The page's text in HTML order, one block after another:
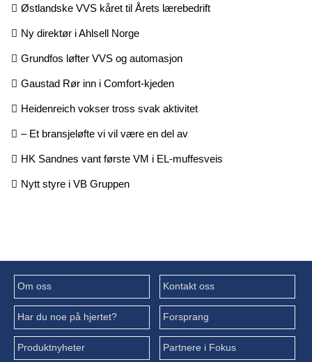
Østlandske VVS kåret til Årets lærebedrift
Ny direktør i Ahlsell Norge
Grundfos løfter VVS og automasjon
Gaustad Rør inn i Comfort-kjeden
Heidenreich vokser tross svak aktivitet
– Et bransjeløfte vi vil være en del av
HK Sandnes vant første VM i EL-muffesveis
Nytt styre i VB Gruppen
Om oss Kontakt oss
Har du noe på hjertet? Forsprang
Produktnyheter Partnere i Fokus